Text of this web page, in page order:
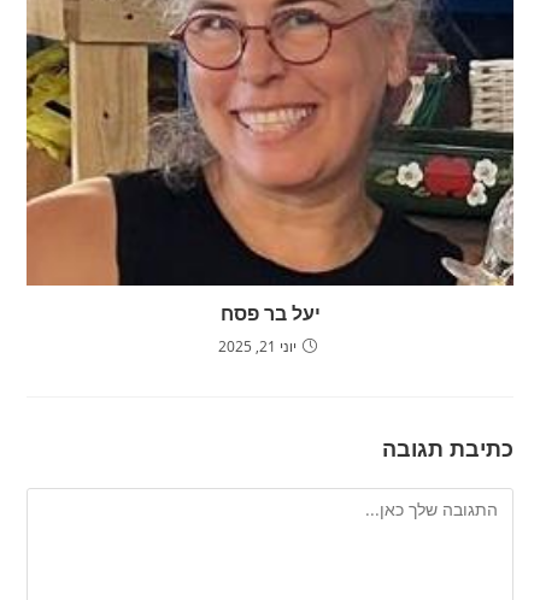
יעל בר פסח
יוני 21, 2025
כתיבת תגובה